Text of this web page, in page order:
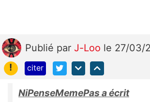
Publié par J-Loo le 27/03/
!
citer
NiPenseMemePas a écrit